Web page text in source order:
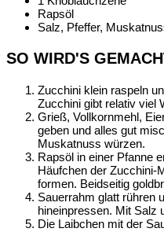
Rapsöl
Salz, Pfeffer,
SO WIRD'S
Zucchini klein raspeln
Zucchini gibt relativ viel
Grieß, Vollkornmehl,
geben und alles gut
Muskatnuss würzen.
Rapsöl in einer Pfanne
Häufchen der Zucchini-
formen. Beidseitig
Sauerrahm glatt rühren
hineinpressen. Mit Salz
Die Laibchen mit der